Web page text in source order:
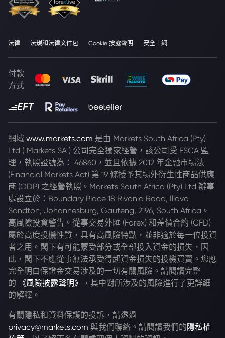
法律 法規和法律文件包 Cookie 披露聲明 安全上網
付款
方式
網域 www.markets.com 是由 Markets South Africa (Pty)
Ltd ("Markets SA") 公司完全獨家經營，該公司受 FSCA 監
理，執照證號為： 46860，並且依據 2012 年金融市場法
(Financial Markets Act) 第 19 條授予其場外衍生性商品供應
商 (ODP) 之經營執照。Markets South Africa (Pty) Ltd 辦事
處設立於：Boundary Place 18 Rivonia Road, Illovo
Sandton, Johannesburg, Gauteng, 2196, South Africa。
高風險投資警告。從事交易外匯 (Forex) 和差價合約 (CFD)
屬於高度投機性質，具有高風險特點，並非適於每一位投資
者之用。閣下有可能蒙受部分或全部投入資金的損失，因
此，閣下不應從事無法承受得起資金損失的投機買賣。您應
完全明白保證金交易涉及的一切有關風險。請閱讀完整
的
《風險披露聲明》
，其中對所涉及的風險進行了更詳細
的解釋。
有關隱私和資料保護的投訴，請透過
privacy@markets.com 與我們聯絡。請閱讀我們的 隱私權